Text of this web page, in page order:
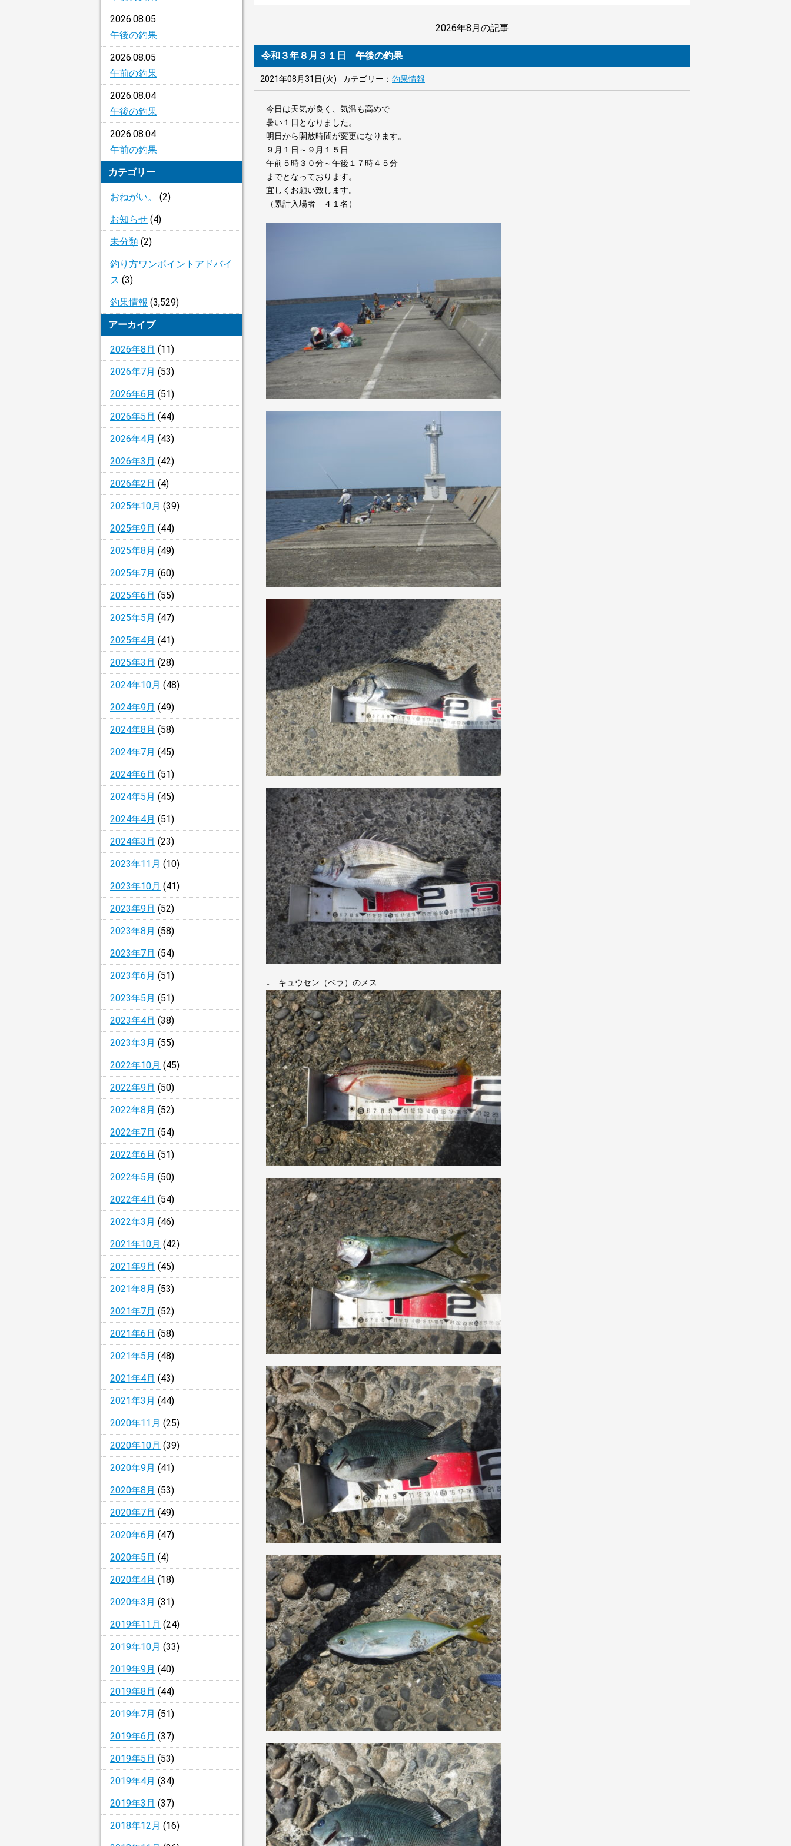
2026.08.05
午後の釣果
2026.08.05
午前の釣果
2026.08.04
午後の釣果
2026.08.04
午前の釣果
カテゴリー
おねがい。
(2)
お知らせ (4)
未分類 (2)
釣り方ワンポイントアドバイ
ス (3)
釣果情報 (3,529)
アーカイブ
2026年8月 (11)
2026年7月 (53)
2026年6月 (51)
2026年5月 (44)
2026年4月 (43)
2026年3月 (42)
2026年2月 (4)
2025年10月 (39)
2025年9月 (44)
2025年8月 (49)
2025年7月 (60)
2025年6月 (55)
2025年5月 (47)
2025年4月 (41)
2025年3月 (28)
2024年10月 (48)
2024年9月 (49)
2024年8月 (58)
2024年7月 (45)
2024年6月 (51)
2024年5月 (45)
2024年4月 (51)
2024年3月 (23)
2023年11月 (10)
2023年10月 (41)
2023年9月 (52)
2023年8月 (58)
2023年7月 (54)
2023年6月 (51)
2023年5月 (51)
2023年4月 (38)
2023年3月 (55)
2022年10月 (45)
2022年9月 (50)
2022年8月 (52)
2022年7月 (54)
2022年6月 (51)
2022年5月 (50)
2022年4月 (54)
2022年3月 (46)
2021年10月 (42)
2021年9月 (45)
2021年8月 (53)
2021年7月 (52)
2021年6月 (58)
2021年5月 (48)
2021年4月 (43)
2021年3月 (44)
2020年11月 (25)
2020年10月 (39)
2020年9月 (41)
2020年8月 (53)
2020年7月 (49)
2020年6月 (47)
2020年5月 (4)
2020年4月 (18)
2020年3月 (31)
2019年11月 (24)
2019年10月 (33)
2019年9月 (40)
2019年8月 (44)
2019年7月 (51)
2019年6月 (37)
2019年5月 (53)
2019年4月 (34)
2019年3月 (37)
2018年12月 (16)
2026年8月の記事
令和３年８月３１日 午後の釣果
2021年08月31日(火) カテゴリー： 釣果情報
今日は天気が良く、気温も高めで
暑い１日となりました。
明日から開放時間が変更になります。
９月１日～９月１５日
午前５時３０分～午後１７時４５分
までとなっております。
宜しくお願い致します。
（累計入場者 ４１名）
↓ キュウセン（ベラ）のメス